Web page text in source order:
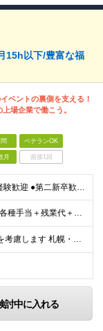
15h以下/豊富な福
ベントの裏側を支える！
場企業で働こう。
ベテランOK
月 面接1回
●未経験OK ●職種・業種未経験歓迎 ●第二新卒歓迎 ●学歴不問 ＜こんな方におすすめ！＞ ◎ホテル・アパレル・携帯販売など接客経験を活かしたい ◎「今の会社、この先が見えない」と感じている ◎上場
月給25万円～34万円以上＋各種手当＋残業代＋賞与年2回（昨年度2～4ヶ月分） 初年度想定年収：350万円～ ＜クラス・経験別の月給目安＞ ■メンバークラス：月給25万円以上 ■店長やSVなどのマネ
┃全国募集！勤務地は希望を考慮します 札幌・仙台・東京・横浜・静岡・名古屋・大阪・京都・広島・福岡 募集 ※上記のほか、全国に拠点あり ※キャリアアップやキャリアシフトに伴う転勤も一部ありますが、基
討中に入れる